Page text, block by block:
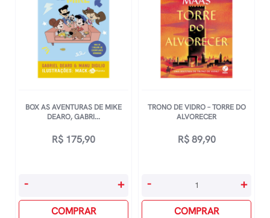
BOX AS AVENTURAS DE MIKE
DEARO, GABRI...
R$ 175,90
Box
Aventuras
- +
COMPRAR
TRONO DE VIDRO – TORRE DO
ALVORECER
R$89,90
Trono
- +
COMPRAR